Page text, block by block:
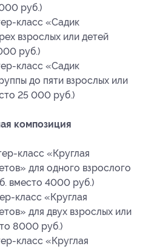
руб.)
класс «Садик
взрослых или детей
руб.)
класс «Садик
до пяти взрослых или
25 000 руб.)
композиция
класс «Круглая
для одного взрослого
вместо 4000 руб.)
класс «Круглая
для двух взрослых или
8000 руб.)
класс «Круглая